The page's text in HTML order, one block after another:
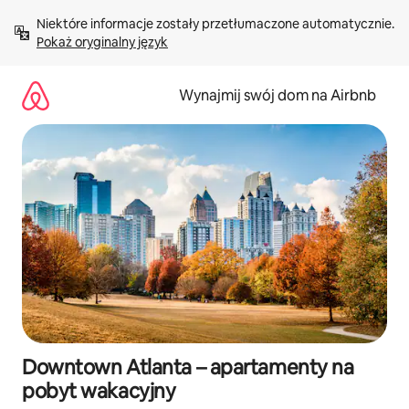
treści Pokaż oryginalny język
Wynajmij swój dom na Airbnb
Downtown Atlanta – apartamenty na
pobyt wakacyjny